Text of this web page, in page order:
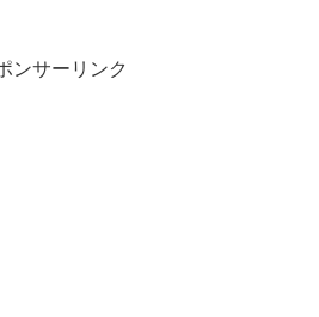
ンサーリンク